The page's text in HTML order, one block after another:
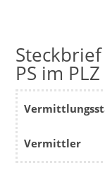
PS im
Vermittler